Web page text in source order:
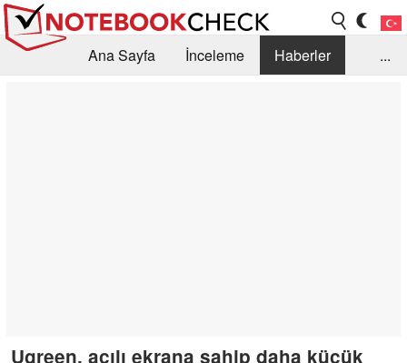
Ana Sayfa İnceleme
Haberler
...
Ugreen, açılı ekrana sahip daha küçük